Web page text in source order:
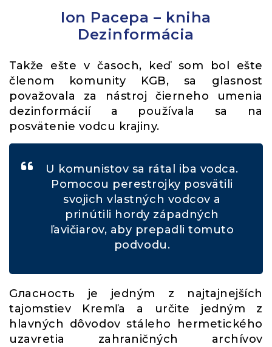
Ion Pacepa – kniha
Dezinformácia
Takže ešte v časoch, keď som bol ešte
členom komunity KGB, sa glasnost
považovala za nástroj čierneho umenia
dezinformácií a používala sa na
posvätenie vodcu krajiny.
U komunistov sa rátal iba vodca.
Pomocou perestrojky posvätili
svojich vlastných vodcov a
prinútili hordy západných
ľavičiarov, aby prepadli tomuto
podvodu.
Gлaсность je jedným z najtajnejších
tajomstiev Kremľa a určite jedným z
hlavných dôvodov stáleho hermetického
uzavretia zahraničných archívov